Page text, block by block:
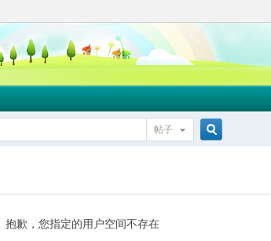
帖子
抱歉，您指定的用户空间不存在